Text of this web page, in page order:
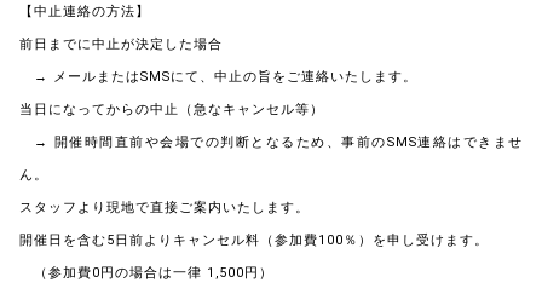
【中止連絡の方法】
前日までに中止が決定した場合
→ メールまたはSMSにて、中止の旨をご連絡いたします。
当日になってからの中止（急なキャンセル等）
→ 開催時間直前や会場での判断となるため、事前のSMS連絡はできませ
ん。
スタッフより現地で直接ご案内いたします。
開催日を含む5日前よりキャンセル料（参加費100％）を申し受けます。
（参加費0円の場合は一律 1,500円）